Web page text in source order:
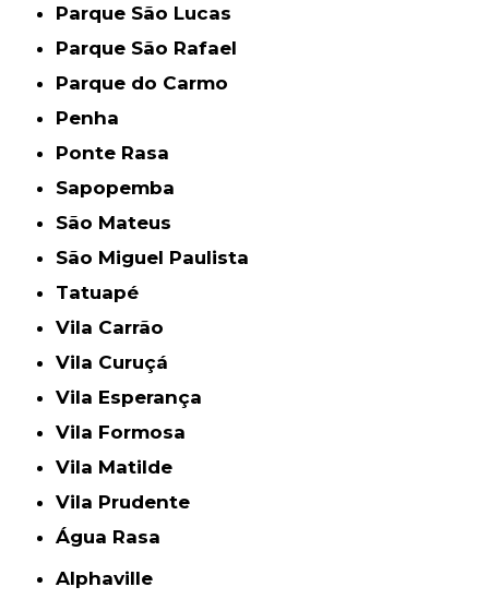
Parque São Lucas
Parque São Rafael
Parque do Carmo
Penha
Ponte Rasa
Sapopemba
São Mateus
São Miguel Paulista
Tatuapé
Vila Carrão
Vila Curuçá
Vila Esperança
Vila Formosa
Vila Matilde
Vila Prudente
Água Rasa
Alphaville